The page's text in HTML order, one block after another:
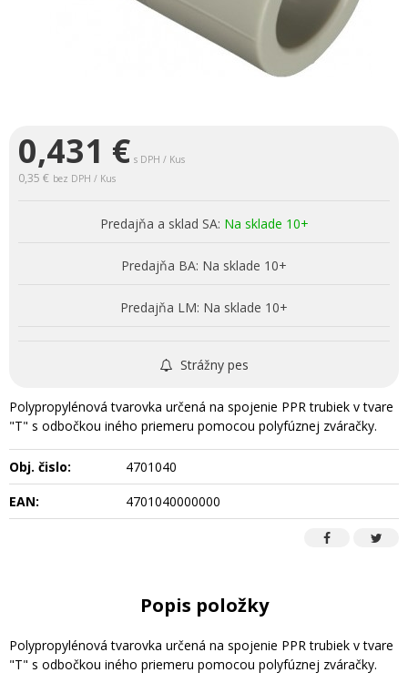
0,431 € s DPH / Kus
0,35 € bez DPH / Kus
Predajňa a sklad SA: Na sklade 10+
Predajňa BA: Na sklade 10+
Predajňa LM: Na sklade 10+
Strážny pes
Polypropylénová tvarovka určená na spojenie PPR trubiek v tvare
"T" s odbočkou iného priemeru pomocou polyfúznej zváračky.
Obj. čislo:
4701040
EAN:
4701040000000
Popis položky
Polypropylénová tvarovka určená na spojenie PPR trubiek v tvare
"T" s odbočkou iného priemeru pomocou polyfúznej zváračky.